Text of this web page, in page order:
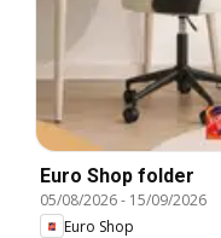
Euro Shop folder
05/08/2026- 15/09/2026
Euro Shop